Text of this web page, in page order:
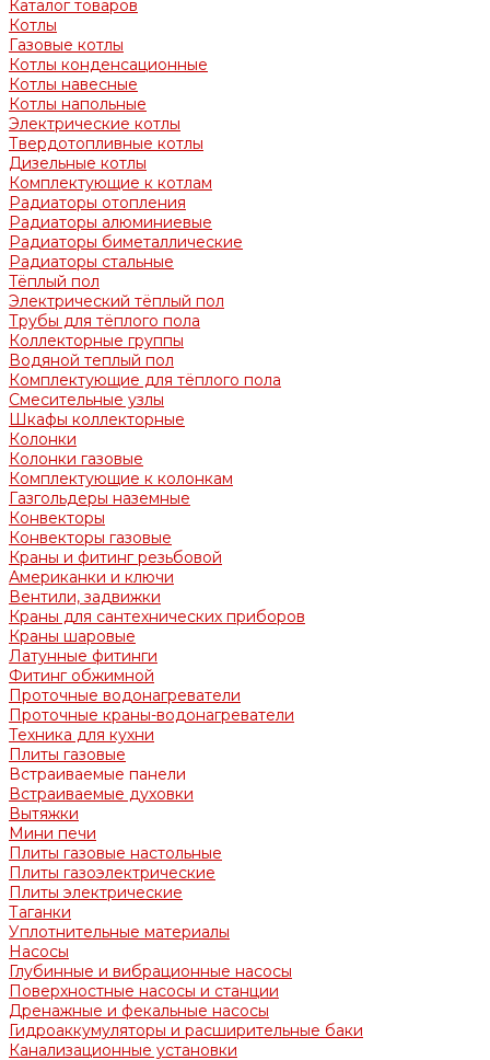
Каталог товаров
Котлы
Газовые котлы
Котлы конденсационные
Котлы навесные
Котлы напольные
Электрические котлы
Твердотопливные котлы
Дизельные котлы
Комплектующие к котлам
Радиаторы отопления
Радиаторы алюминиевые
Радиаторы биметаллические
Радиаторы стальные
Тёплый пол
Электрический тёплый пол
Трубы для тёплого пола
Коллекторные группы
Водяной теплый пол
Комплектующие для тёплого пола
Смесительные узлы
Шкафы коллекторные
Колонки
Колонки газовые
Комплектующие к колонкам
Газгольдеры наземные
Конвекторы
Конвекторы газовые
Краны и фитинг резьбовой
Американки и ключи
Вентили, задвижки
Краны для сантехнических приборов
Краны шаровые
Латунные фитинги
Фитинг обжимной
Проточные водонагреватели
Проточные краны-водонагреватели
Техника для кухни
Плиты газовые
Встраиваемые панели
Встраиваемые духовки
Вытяжки
Мини печи
Плиты газовые настольные
Плиты газоэлектрические
Плиты электрические
Таганки
Уплотнительные материалы
Насосы
Глубинные и вибрационные насосы
Поверхностные насосы и станции
Дренажные и фекальные насосы
Гидроаккумуляторы и расширительные баки
Канализационные установки